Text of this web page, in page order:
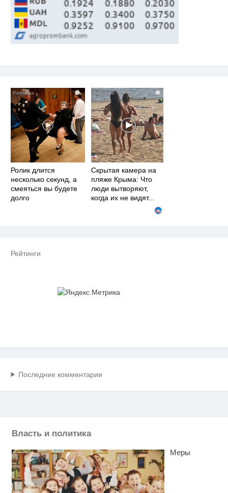
i
Ролик длится
несколько секунд, а
смеяться вы будете
долго
i
Скрытая камера на
пляже Крыма: Что
люди вытворяют,
когда их не видят...
Рейтинги
Последние комментарии
Власть и политика
Меры